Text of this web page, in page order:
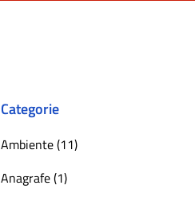
Categorie
Ambiente (11)
Anagrafe (1)